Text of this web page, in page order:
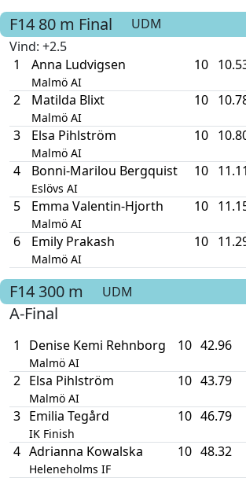
F14 80 m Final UDM
Vind: +2.5
1
Anna Ludvigsen
Malmö AI
10
2 Matilda Blixt
Malmö AI
10
3 Elsa Pihlström
Malmö AI
10
4 Bonni-Marilou Bergquist
Eslövs AI
10 11.11
5 Emma Valentin-Hjorth
Malmö AI
10
6 Emily Prakash
Malmö AI
10
F14 300 m UDM
A-Final
1 Denise Kemi Rehnborg
Malmö AI
10 42.96
2 Elsa Pihlström
Malmö AI
10 43.79
3 Emilia Tegård
IK Finish
10 46.79
4 Adrianna Kowalska
Heleneholms IF
10 48.32